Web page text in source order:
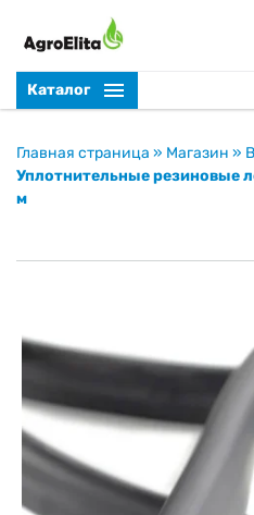
Каталог
Главная страница » Магазин »
Уплотнительные резиновые
м